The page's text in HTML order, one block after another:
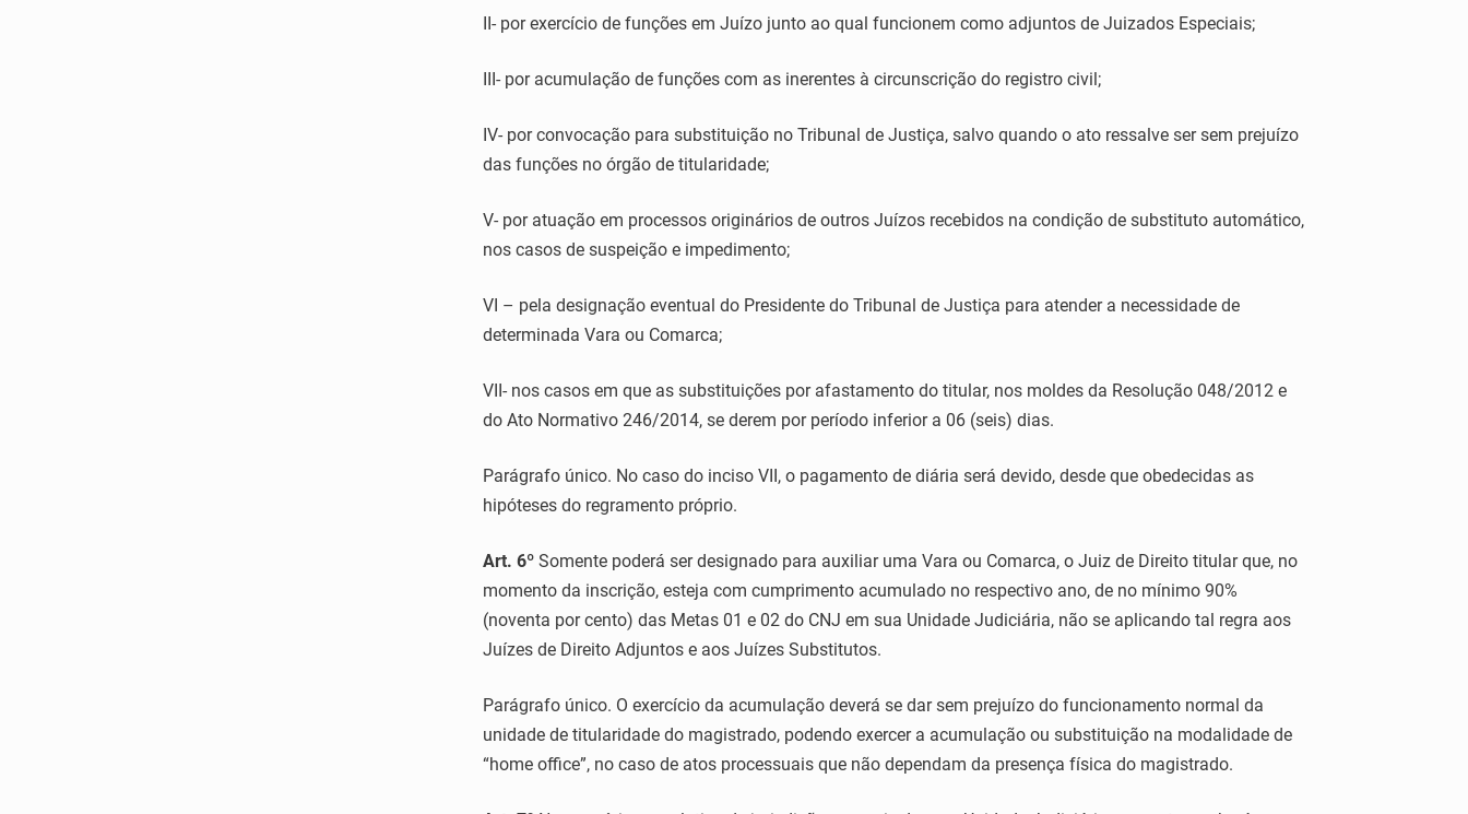
II- por exercício de funções em Juízo junto ao qual funcionem como adjuntos de Juizados Especiais;
III- por acumulação de funções com as inerentes à circunscrição do registro civil;
IV- por convocação para substituição no Tribunal de Justiça, salvo quando o ato ressalve ser sem prejuízo
das funções no órgão de titularidade;
V- por atuação em processos originários de outros Juízos recebidos na condição de substituto automático,
nos casos de suspeição e impedimento;
VI – pela designação eventual do Presidente do Tribunal de Justiça para atender a necessidade de
determinada Vara ou Comarca;
VII- nos casos em que as substituições por afastamento do titular, nos moldes da Resolução 048/2012 e
do Ato Normativo 246/2014, se derem por período inferior a 06 (seis) dias.
Parágrafo único. No caso do inciso VII, o pagamento de diária será devido, desde que obedecidas as
hipóteses do regramento próprio.
Art. 6º Somente poderá ser designado para auxiliar uma Vara ou Comarca, o Juiz de Direito titular que, no
momento da inscrição, esteja com cumprimento acumulado no respectivo ano, de no mínimo 90%
(noventa por cento) das Metas 01 e 02 do CNJ em sua Unidade Judiciária, não se aplicando tal regra aos
Juízes de Direito Adjuntos e aos Juízes Substitutos.
Parágrafo único. O exercício da acumulação deverá se dar sem prejuízo do funcionamento normal da
unidade de titularidade do magistrado, podendo exercer a acumulação ou substituição na modalidade de
“home office”, no caso de atos processuais que não dependam da presença física do magistrado.